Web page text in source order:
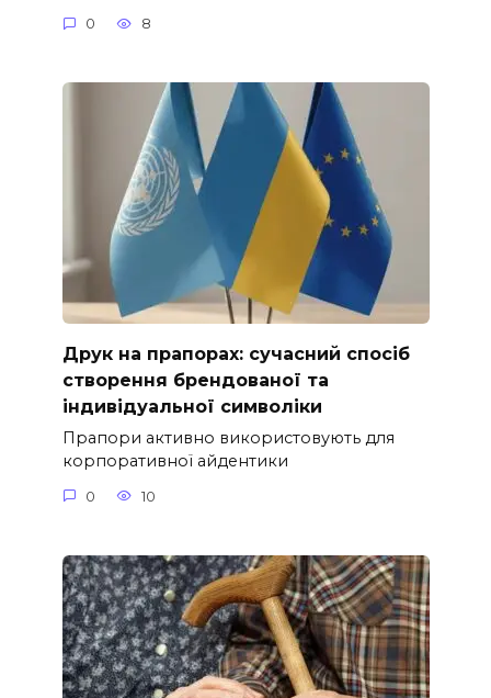
0 8
Друк на прапорах: сучасний спосіб
створення брендованої та
індивідуальної символіки
Прапори активно використовують для
корпоративної айдентики
0 10